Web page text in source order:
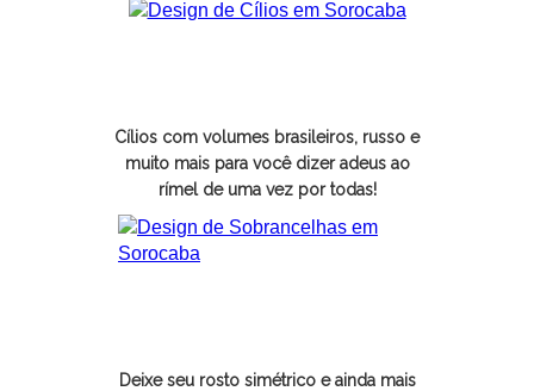
Cílios com volumes brasileiros, russo e
muito mais para você dizer adeus ao
rímel de uma vez por todas!
Deixe seu rosto simétrico e ainda mais